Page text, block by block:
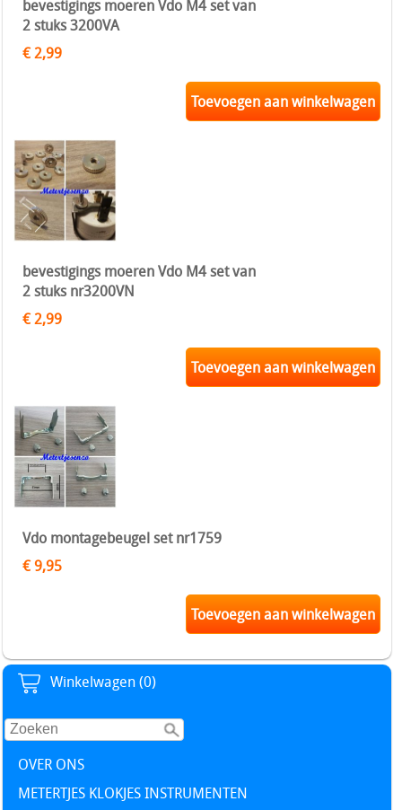
Winkelwagen (0)
OVER ONS
METERTJES KLOKJES INSTRUMENTEN
bevestigings moeren Vdo M4 set van
2 stuks 3200VA
€ 2,99
Toevoegen aan winkelwagen
bevestigings moeren Vdo M4 set van
2 stuks nr3200VN
€ 2,99
Toevoegen aan winkelwagen
Vdo montagebeugel set nr1759
€ 9,95
Toevoegen aan winkelwagen